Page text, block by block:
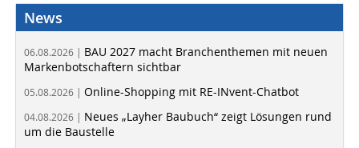
News
06.08.2026 | BAU 2027 macht Branchenthemen mit neuen
Markenbotschaftern sichtbar
05.08.2026 | Online-Shopping mit RE-INvent-Chatbot
04.08.2026 | Neues „Layher Baubuch“ zeigt Lösungen rund
um die Baustelle